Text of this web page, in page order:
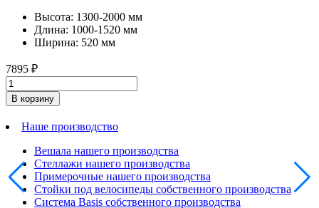
Высота: 1300-2000 мм
Длина: 1000-1520 мм
Ширина: 520 мм
7895 ₽
В корзину
Наше производство
Вешала нашего производства
Стеллажи нашего производства
Примерочные нашего производства
Стойки под велосипеды собственного производства
Система Basis собственного производства